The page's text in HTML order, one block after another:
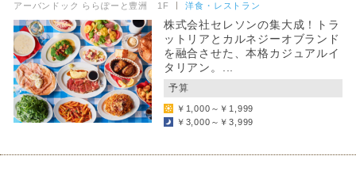
アーバンドック ららぽーと豊洲 1F 洋食・レストラン
株式会社セレソンの集大成！トラ
ットリアとカルネジーオブランド
を融合させた、本格カジュアルイ
タリアン。...
予算
￥1,000～￥1,999
￥3,000～￥3,999